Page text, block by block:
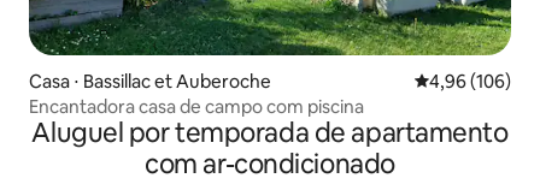
Casa ⋅ Bassillac et Auberoche 4,96 de uma
4,96 (106)
Encantadora casa de campo com piscina
Aluguel por temporada de apartamento
com ar-condicionado